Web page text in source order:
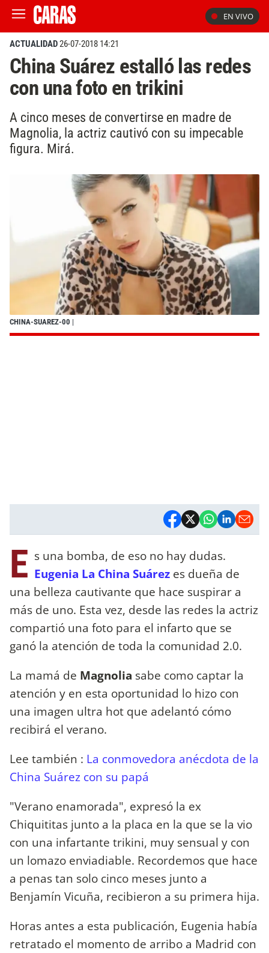
EN VIVO
ACTUALIDAD26-07-2018 14:21
China Suárez estalló las redes
con una foto en trikini
A cinco meses de convertirse en madre de
Magnolia, la actriz cautivó con su impecable
figura. Mirá.
CHINA-SUAREZ-00 |
E s una bomba, de eso no hay dudas.
Eugenia La China Suárez es dueña de
una belleza cautivante que hace suspirar a
más de uno. Esta vez, desde las redes la actriz
compartió una foto para el infarto que se
ganó la atención de toda la comunidad 2.0.
La mamá de Magnolia sabe como captar la
atención y en esta oportunidad lo hizo con
una imagen ultra hot que adelantó cómo
recibirá el verano.
Lee también : La conmovedora anécdota de la
China Suárez con su papá
"Verano enamorada", expresó la ex
Chiquititas junto a la placa en la que se la vio
con una infartante trikini, muy sensual y con
un lomazo enviadiable. Recordemos que hace
a penas tan solo cinco meses junto a
Benjamín Vicuña, recibieron a su primera hija.
Horas antes a esta publicación, Eugenia había
retratado el momento de arribo a Madrid con